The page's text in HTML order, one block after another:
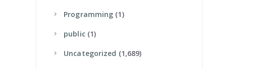
Programming (1)
Public(1)
Uncategorized (1,689)